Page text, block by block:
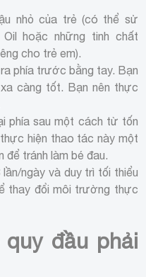
nhỏ của trẻ (có thể sử
Oil hoặc những tinh chất
cho trẻ em).
phía trước bằng tay. Bạn
càng tốt. Bạn nên thực
phía sau một cách từ tốn
hiện thao tác này một
để tránh làm bé đau.
ngày và duy trì tối thiểu
thay đổi môi trường thực
đầu phải